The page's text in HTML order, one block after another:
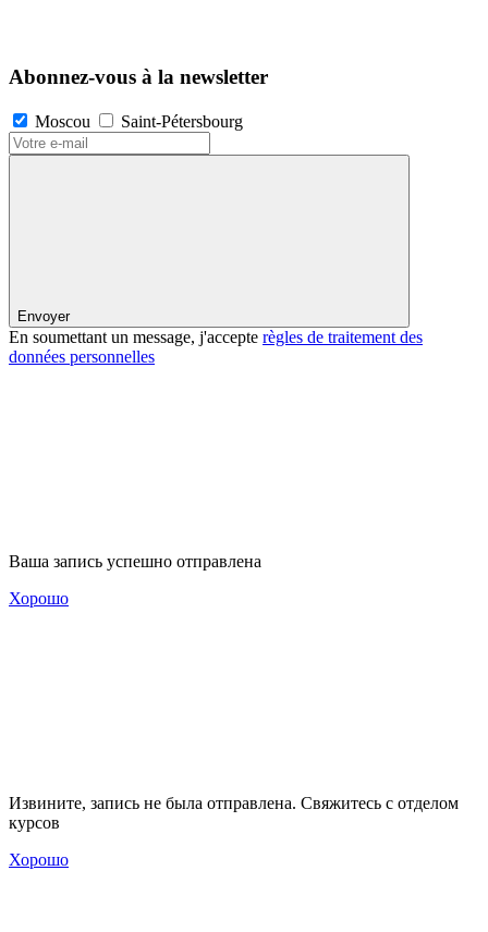
Abonnez-vous à la newsletter
Moscou Saint-Pétersbourg
Envoyer
En soumettant un message, j'accepte règles de traitement des
données personnelles
Ваша запись успешно отправлена
Хорошо
Извините, запись не была отправлена. Свяжитесь с отделом
курсов
Хорошо